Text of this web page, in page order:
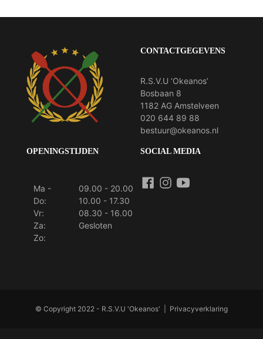
CONTACTGEGEVENS
R.S.V.U ‘Okeanos’
Bosbaan 8
1182 AG Amstelveen
020 644 89 88
bestuur@okeanos.nl
OPENINGSTIJDEN
Ma -
Do:
Vr:
Za:
Zo:
09.00 - 20.00
10.00 - 17.30
08.30 - 16.00
Gesloten
SOCIAL MEDIA
© Copyright 2022 - R.S.V.U 'Okeanos' | Privacyverklaring